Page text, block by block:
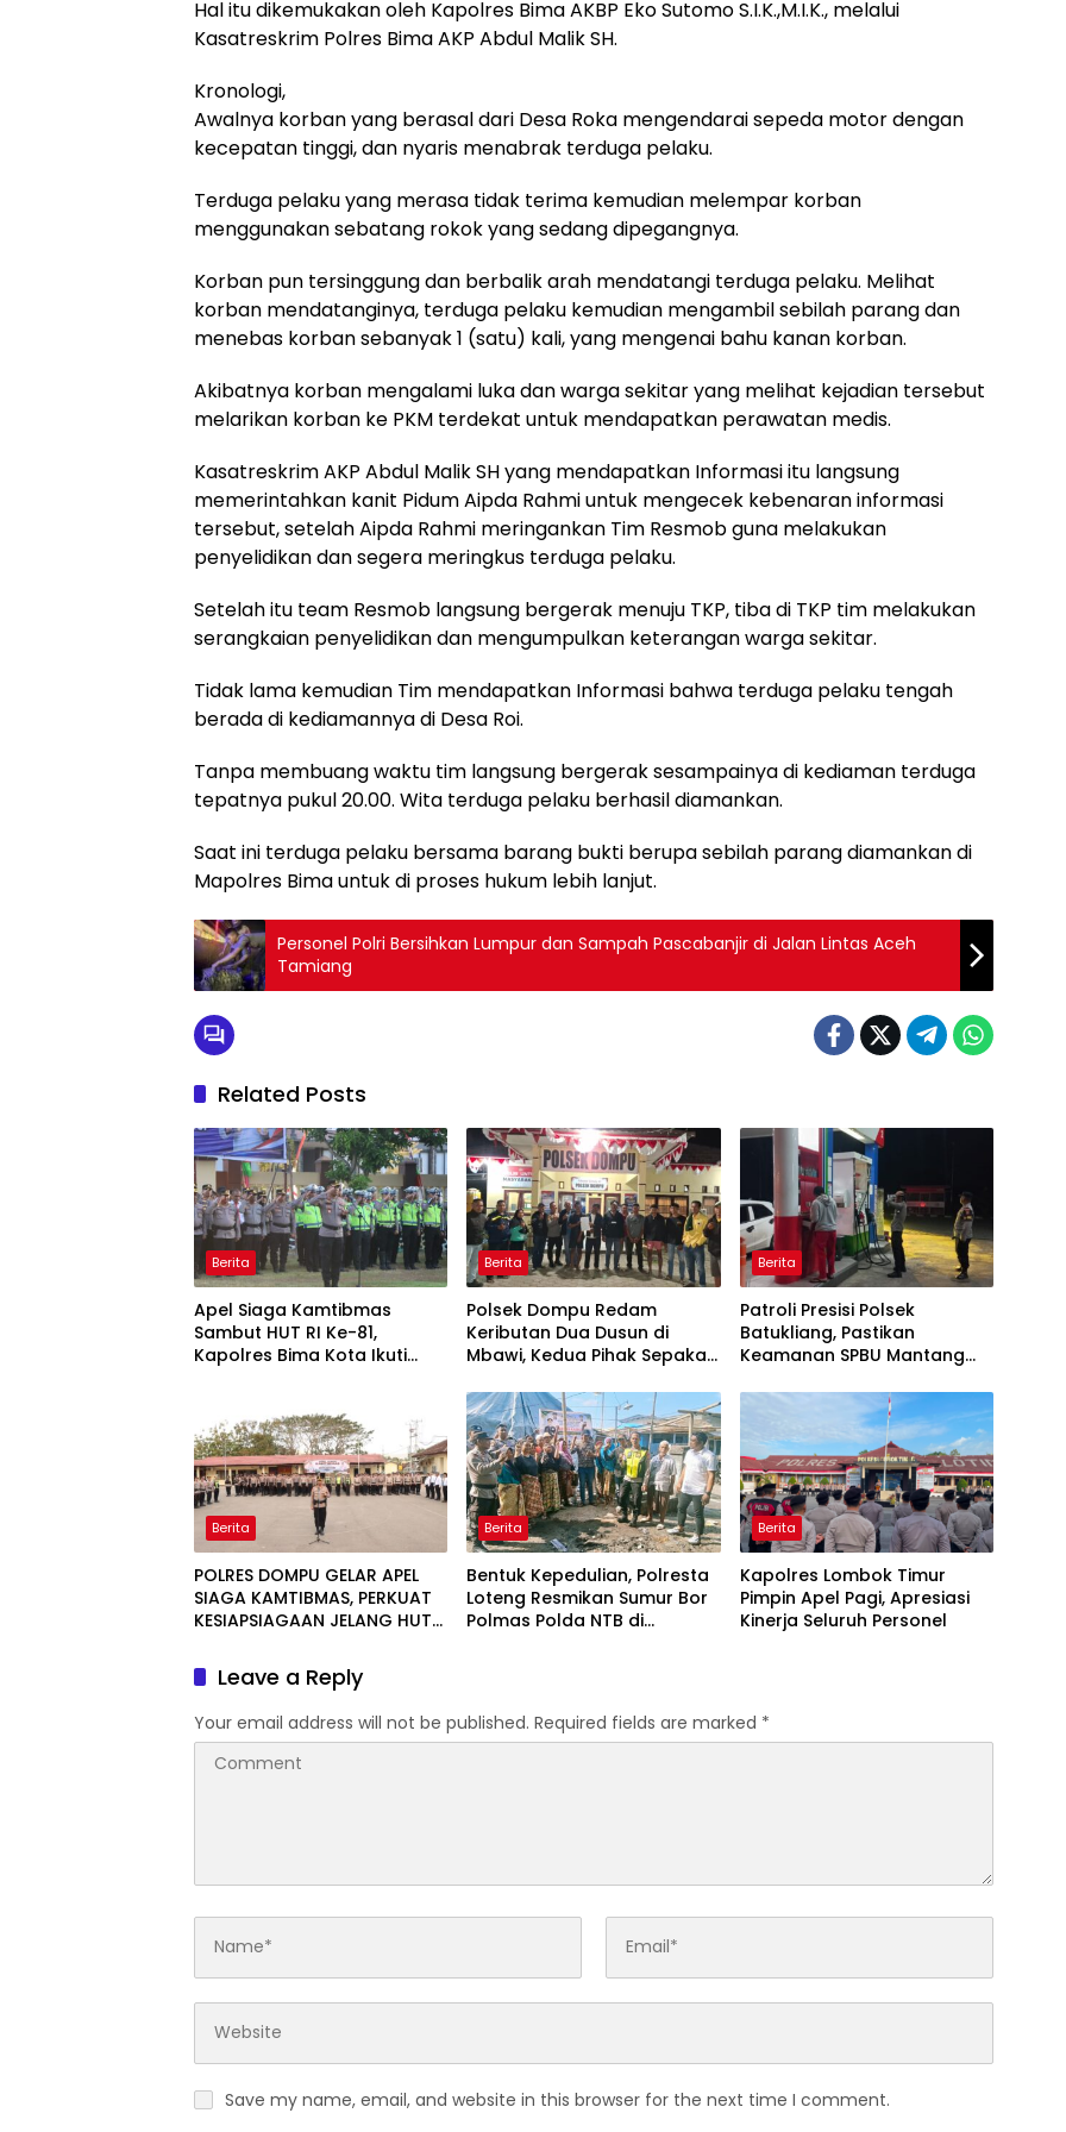
Hal itu dikemukakan oleh Kapolres Bima AKBP Eko Sutomo S.I.K.,M.I.K., melalui
Kasatreskrim Polres Bima AKP Abdul Malik SH.
Kronologi,
Awalnya korban yang berasal dari Desa Roka mengendarai sepeda motor dengan
kecepatan tinggi, dan nyaris menabrak terduga pelaku.
Terduga pelaku yang merasa tidak terima kemudian melempar korban
menggunakan sebatang rokok yang sedang dipegangnya.
Korban pun tersinggung dan berbalik arah mendatangi terduga pelaku. Melihat
korban mendatanginya, terduga pelaku kemudian mengambil sebilah parang dan
menebas korban sebanyak 1 (satu) kali, yang mengenai bahu kanan korban.
Akibatnya korban mengalami luka dan warga sekitar yang melihat kejadian tersebut
melarikan korban ke PKM terdekat untuk mendapatkan perawatan medis.
Kasatreskrim AKP Abdul Malik SH yang mendapatkan Informasi itu langsung
memerintahkan kanit Pidum Aipda Rahmi untuk mengecek kebenaran informasi
tersebut, setelah Aipda Rahmi meringankan Tim Resmob guna melakukan
penyelidikan dan segera meringkus terduga pelaku.
Setelah itu team Resmob langsung bergerak menuju TKP, tiba di TKP tim melakukan
serangkaian penyelidikan dan mengumpulkan keterangan warga sekitar.
Tidak lama kemudian Tim mendapatkan Informasi bahwa terduga pelaku tengah
berada di kediamannya di Desa Roi.
Tanpa membuang waktu tim langsung bergerak sesampainya di kediaman terduga
tepatnya pukul 20.00. Wita terduga pelaku berhasil diamankan.
Saat ini terduga pelaku bersama barang bukti berupa sebilah parang diamankan di
Mapolres Bima untuk di proses hukum lebih lanjut.
Personel Polri Bersihkan Lumpur dan Sampah Pascabanjir di Jalan Lintas Aceh
Tamiang
Related Posts
Berita
Apel Siaga Kamtibmas
Sambut HUT RI Ke-81,
Kapolres Bima Kota Ikuti
Berita
Polsek Dompu Redam
Keributan Dua Dusun di
Mbawi, Kedua Pihak Sepakat
Berita
Patroli Presisi Polsek
Batukliang, Pastikan
Keamanan SPBU Mantang
Berita
POLRES DOMPU GELAR APEL
SIAGA KAMTIBMAS, PERKUAT
KESIAPSIAGAAN JELANG HUT
Berita
Bentuk Kepedulian, Polresta
Loteng Resmikan Sumur Bor
Polmas Polda NTB di
Berita
Kapolres Lombok Timur
Pimpin Apel Pagi, Apresiasi
Kinerja Seluruh Personel
Leave a Reply
Your email address will not be published. Required fields are marked *
Save my name, email, and website in this browser for the next time I comment.